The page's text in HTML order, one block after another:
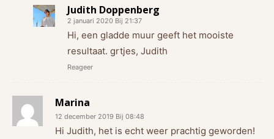
Judith Doppenberg
2 januari 2020 Bij 21:37
Hi, een gladde muur geeft het mooiste
resultaat. grtjes, Judith
Reageer
Marina
12 december 2019 Bij 08:48
Hi Judith, het is echt weer prachtig geworden!